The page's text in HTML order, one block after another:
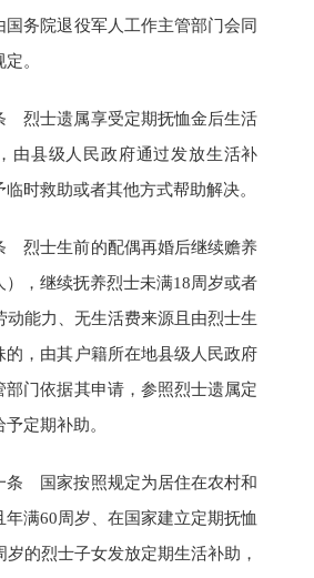
国务院退役军人工作主管部门会同
。
士遗属享受定期抚恤金后生活
由县级人民政府通过发放生活补
时救助或者其他方式帮助解决。
士生前的配偶再婚后继续赡养
），继续抚养烈士未满18周岁或者
动能力、无生活费来源且由烈士生
的，由其户籍所在地县级人民政府
部门依据其申请，参照烈士遗属定
定期补助。
国家按照规定为居住在农村和
满60周岁、在国家建立定期抚恤
岁的烈士子女发放定期生活补助，